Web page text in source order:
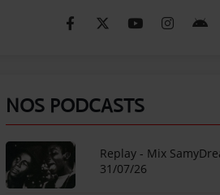
NOS PODCASTS
Replay - Mix
31/07/26